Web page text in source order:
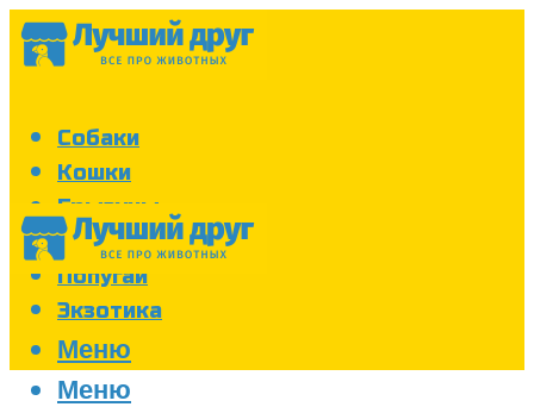
Собаки
Кошки
Грызуны
Аквариум
Попугаи
Экзотика
Меню
Меню